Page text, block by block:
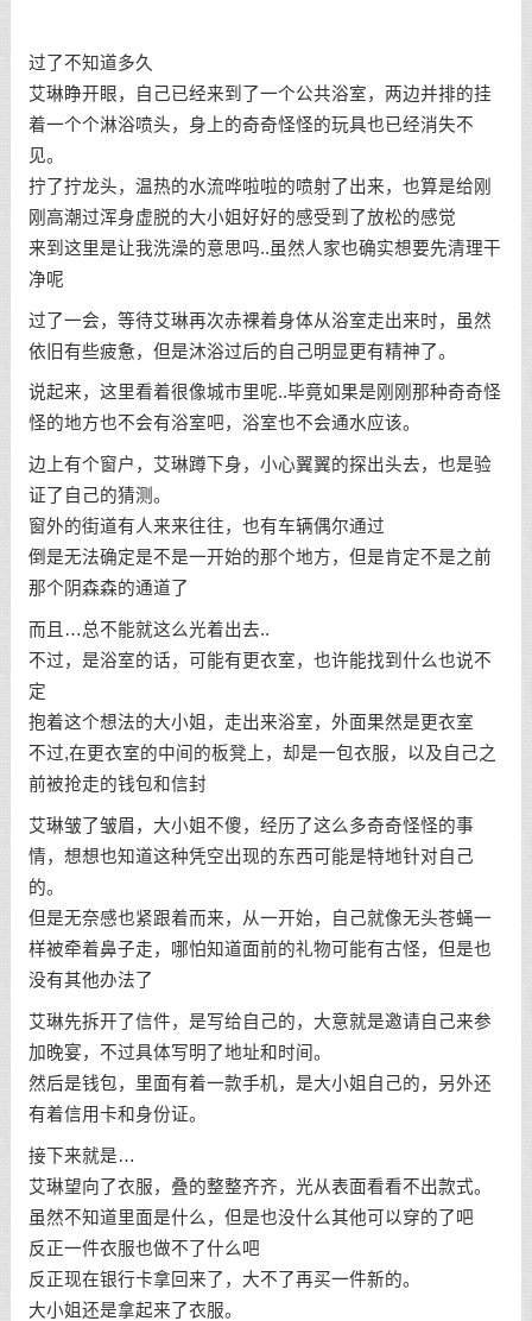
过了不知道多久
艾琳睁开眼，自己已经来到了一个公共浴室，两边并排的挂
着一个个淋浴喷头，身上的奇奇怪怪的玩具也已经消失不
见。
拧了拧龙头，温热的水流哗啦啦的喷射了出来，也算是给刚
刚高潮过浑身虚脱的大小姐好好的感受到了放松的感觉
来到这里是让我洗澡的意思吗..虽然人家也确实想要先清理干
净呢
过了一会，等待艾琳再次赤裸着身体从浴室走出来时，虽然
依旧有些疲惫，但是沐浴过后的自己明显更有精神了。
说起来，这里看着很像城市里呢..毕竟如果是刚刚那种奇奇怪
怪的地方也不会有浴室吧，浴室也不会通水应该。
边上有个窗户，艾琳蹲下身，小心翼翼的探出头去，也是验
证了自己的猜测。
窗外的街道有人来来往往，也有车辆偶尔通过
倒是无法确定是不是一开始的那个地方，但是肯定不是之前
那个阴森森的通道了
而且…总不能就这么光着出去..
不过，是浴室的话，可能有更衣室，也许能找到什么也说不
定
抱着这个想法的大小姐，走出来浴室，外面果然是更衣室
不过,在更衣室的中间的板凳上，却是一包衣服，以及自己之
前被抢走的钱包和信封
艾琳皱了皱眉，大小姐不傻，经历了这么多奇奇怪怪的事
情，想想也知道这种凭空出现的东西可能是特地针对自己
的。
但是无奈感也紧跟着而来，从一开始，自己就像无头苍蝇一
样被牵着鼻子走，哪怕知道面前的礼物可能有古怪，但是也
没有其他办法了
艾琳先拆开了信件，是写给自己的，大意就是邀请自己来参
加晚宴，不过具体写明了地址和时间。
然后是钱包，里面有着一款手机，是大小姐自己的，另外还
有着信用卡和身份证。
接下来就是…
艾琳望向了衣服，叠的整整齐齐，光从表面看看不出款式。
虽然不知道里面是什么，但是也没什么其他可以穿的了吧
反正一件衣服也做不了什么吧
反正现在银行卡拿回来了，大不了再买一件新的。
大小姐还是拿起来了衣服。